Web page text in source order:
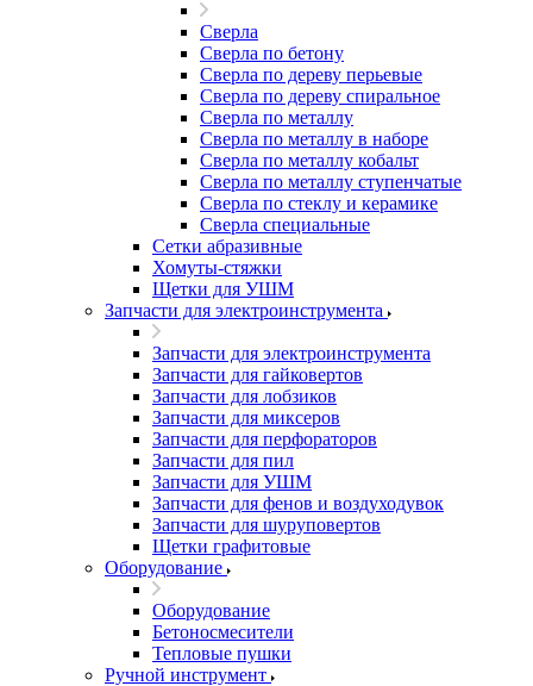
Сверла
Сверла по бетону
Сверла по дереву перьевые
Сверла по дереву спиральное
Сверла по металлу
Сверла по металлу в наборе
Сверла по металлу кобальт
Сверла по металлу ступенчатые
Сверла по стеклу и керамике
Сверла специальные
Сетки абразивные
Хомуты-стяжки
Щетки для УШМ
Запчасти для электроинструмента
Запчасти для электроинструмента
Запчасти для гайковертов
Запчасти для лобзиков
Запчасти для миксеров
Запчасти для перфораторов
Запчасти для пил
Запчасти для УШМ
Запчасти для фенов и воздуходувок
Запчасти для шуруповертов
Щетки графитовые
Оборудование
Оборудование
Бетоносмесители
Тепловые пушки
Ручной инструмент